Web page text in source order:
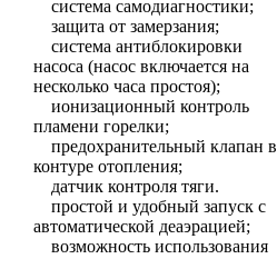
система самодиагностики;
защита от замерзания;
система антиблокировки
насоса (насос включается на
несколько часа простоя);
ионизационный контроль
пламени горелки;
предохранительный клапан в
контуре отопления;
датчик контроля тяги.
простой и удобный запуск с
автоматической деаэрацией;
возможность использования